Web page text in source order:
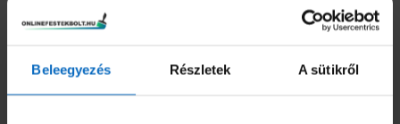
Beleegyezés Részletek A sütikről
és ezért ezeket teljesen el kell távolítani.
Építési hibákat, mint pl. repedések, repedezett fuga,
hibás csatlakozások, felszálló és higroszkopikus